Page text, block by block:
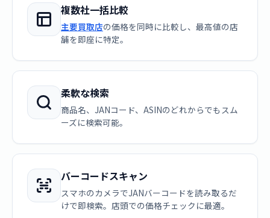
複数社一括比較
主要買取店の価格を同時に比較し、最高値の店
舗を即座に特定。
柔軟な検索
商品名、JANコード、ASINのどれからでもスム
ーズに検索可能。
バーコードスキャン
スマホのカメラでJANバーコードを読み取るだ
けで即検索。店頭での価格チェックに最適。